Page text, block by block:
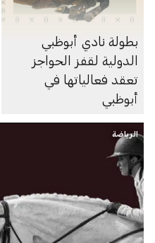
بطولة نادي أبوظبي
الدولية لقفز الحواجز
تعقد فعالياتها في
أبوظبي
الرياضة